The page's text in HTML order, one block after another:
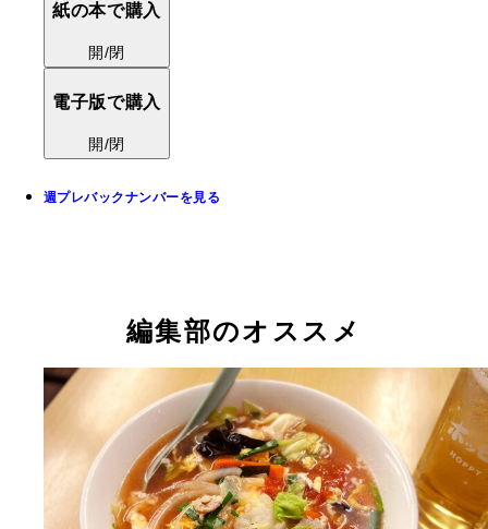
紙の本で購入
開/閉
電子版で購入
開/閉
週プレバックナンバーを見る
編集部のオススメ